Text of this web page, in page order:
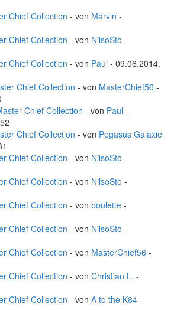
Chief Collection - von Marvin -
Chief Collection - von NilsoSto -
Chief Collection - von Paul - 09.06.2014,
Chief Collection - von MasterChief56 -
Chief Collection - von Paul -
Chief Collection - von Pegasus Galaxie
Chief Collection - von NilsoSto -
Chief Collection - von NilsoSto -
Chief Collection - von boulette -
Chief Collection - von NilsoSto -
Chief Collection - von MasterChief56 -
Chief Collection - von Christian L. -
Chief Collection - von A to the K84 -